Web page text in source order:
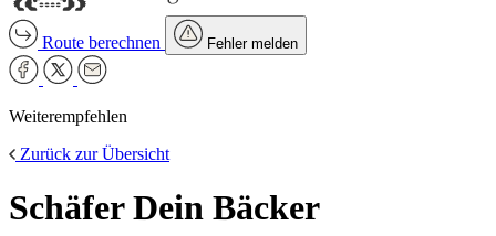
Route berechnen Fehler melden
Weiterempfehlen
Zurück zur Übersicht
Schäfer Dein Bäcker